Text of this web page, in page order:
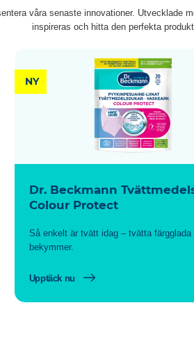
våra senaste innovationer. Utvecklade
inspireras och hitta den perfekta
NY
Dr. Beckmann
Colour Protect
Så enkelt är tvätt idag – tvätta färgglada
bekymmer.
Upptäck nu